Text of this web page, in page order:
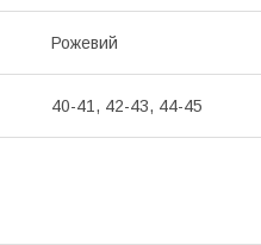
Рожевий
40-41, 42-43, 44-45